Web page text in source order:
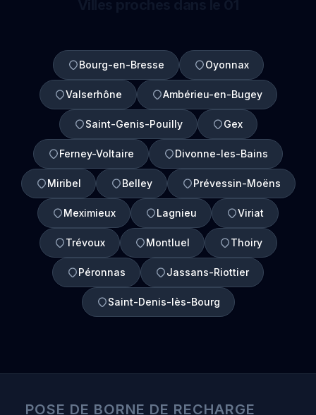
Bourg-en-Bresse Oyonnax
Valserhône Ambérieu-en-Bugey
Saint-Genis-Pouilly Gex
Ferney-Voltaire Divonne-les-Bains
Miribel Belley Prévessin-Moëns
Meximieux Lagnieu Viriat
Trévoux Montluel Thoiry
Péronnas Jassans-Riottier
Saint-Denis-lès-Bourg
POSE DE BORNE DE RECHARGE